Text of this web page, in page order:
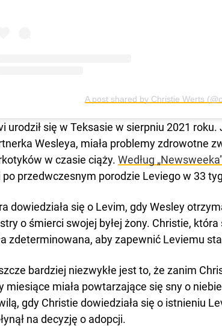
A post shared by Christie Werts
urodził się w Teksasie w sierpniu 2021
Wesleya, miała problemy zdrowotne
w czasie ciąży. Według
po przedwczesnym porodzie Leviego w 33
dowiedziała się o Levim, gdy Wesley
o śmierci swojej byłej żony. Christie,
zdeterminowana, aby zapewnić Leviemu
bardziej niezwykłe jest to, że zanim
miesiące miała powtarzające się sny o
gdy Christie dowiedziała się o istnieniu
na decyzję o adopcji.